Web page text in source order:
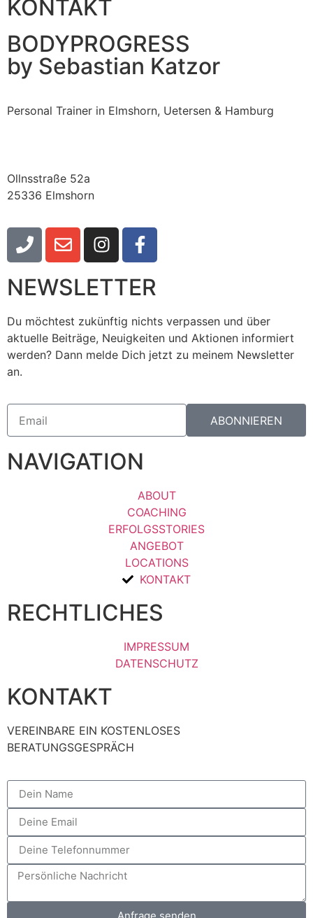
KONTAKT
BODYPROGRESS
by Sebastian Katzor
Personal Trainer in Elmshorn, Uetersen & Hamburg
Ollnsstraße 52a
25336 Elmshorn
NEWSLETTER
Du möchtest zukünftig nichts verpassen und über
aktuelle Beiträge, Neuigkeiten und Aktionen informiert
werden? Dann melde Dich jetzt zu meinem Newsletter
an.
ABONNIEREN
NAVIGATION
ABOUT
COACHING
ERFOLGSSTORIES
ANGEBOT
LOCATIONS
KONTAKT
RECHTLICHES
IMPRESSUM
DATENSCHUTZ
KONTAKT
VEREINBARE EIN KOSTENLOSES
BERATUNGSGESPRÄCH